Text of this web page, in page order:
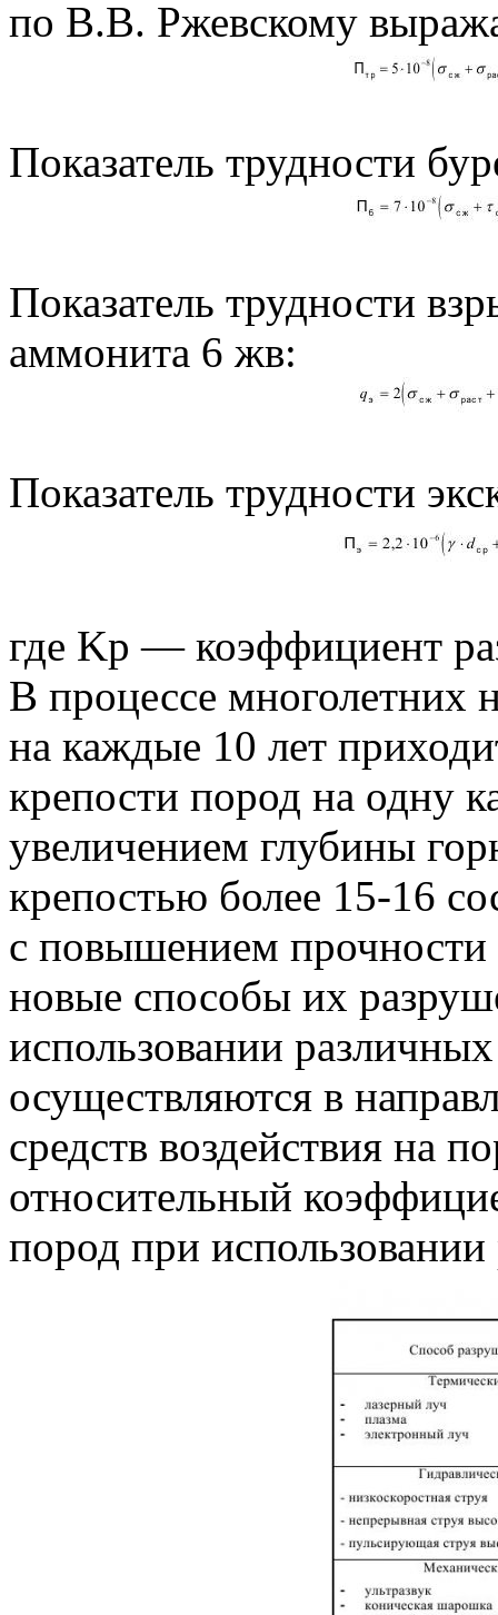
по В.В. Ржевскому
Показатель трудности
Показатель трудности
аммонита 6 жв:
Показатель трудности
где Kp — коэффициент
В процессе многолетних
на каждые 10 лет
крепости пород на одну
увеличением глубины
крепостью более 15-16
с повышением прочности
новые способы их
использовании
осуществляются в
средств воздействия на
относительный
пород при